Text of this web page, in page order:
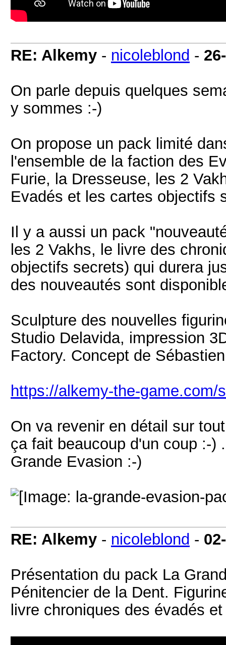
RE: Alkemy - nicoleblond -
On parle depuis quelques
y sommes :-)
On propose un pack limité
l'ensemble de la faction des
Furie, la Dresseuse, les 2
Evadés et les cartes objectifs
Il y a aussi un pack
les 2 Vakhs, le livre des
objectifs secrets) qui durera
des nouveautés sont
Sculpture des nouvelles
Studio Delavida, impression
Factory. Concept de
https://alkemy-the-game.com/
On va revenir en détail sur
ça fait beaucoup d'un coup :-)
Grande Evasion :-)
RE: Alkemy - nicoleblond -
Présentation du pack La
Pénitencier de la Dent.
livre chroniques des évadés